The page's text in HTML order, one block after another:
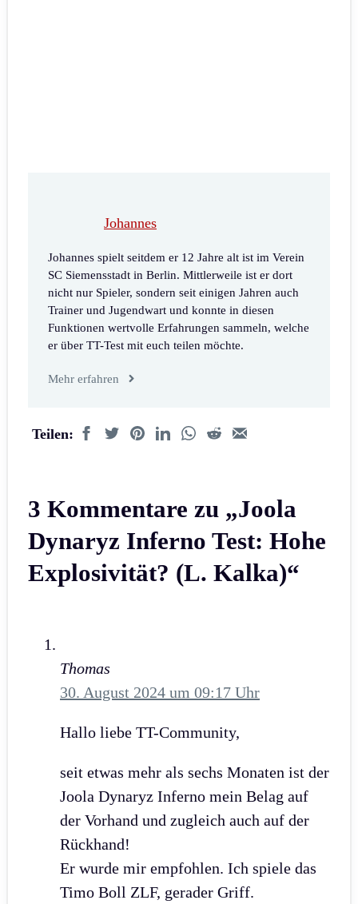
Johannes
Johannes spielt seitdem er 12 Jahre alt ist im Verein
SC Siemensstadt in Berlin. Mittlerweile ist er dort
nicht nur Spieler, sondern seit einigen Jahren auch
Trainer und Jugendwart und konnte in diesen
Funktionen wertvolle Erfahrungen sammeln, welche
er über TT-Test mit euch teilen möchte.
Mehr erfahren
Teilen:
3 Kommentare zu „Joola
Dynaryz Inferno Test: Hohe
Explosivität? (L. Kalka)“
Thomas
30. August 2024 um 09:17 Uhr
Hallo liebe TT-Community,
seit etwas mehr als sechs Monaten ist der
Joola Dynaryz Inferno mein Belag auf
der Vorhand und zugleich auch auf der
Rückhand!
Er wurde mir empfohlen. Ich spiele das
Timo Boll ZLF, gerader Griff.